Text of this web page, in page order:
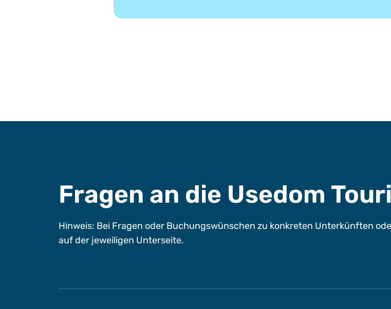
Fragen an die Usedom
Hinweis: Bei Fragen oder Buchungswünschen zu konkreten Unterkünften
auf der jeweiligen Unterseite.